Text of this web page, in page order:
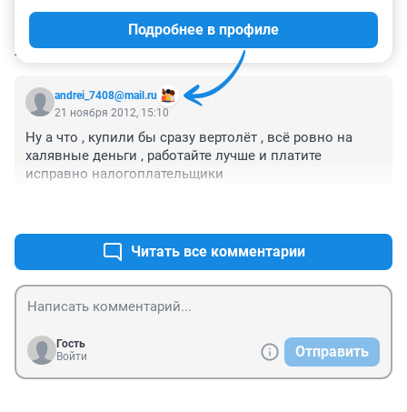
КОММЕНТАРИИ 1
andrei_7408@mail.ru
Подробнее в профиле
21 ноября 2012, 15:10
Ну а что , купили бы сразу вертолёт , всё ровно на
халявные деньги , работайте лучше и платите
исправно налогоплательщики
Читать все комментарии
Гость
Войти
Отправить